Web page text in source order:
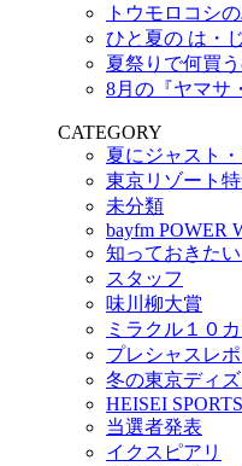
トウモロコシ
ひと夏の は・
夏祭りで何買う
8月の『ヤマサ
CATEGORY
夏にジャスト・
東京リゾート
未分類
bayfm POWER
知っておきた
スタッフ
味川柳大賞
ミラクル１０
プレシャスレポ
冬の東京ディ
HEISEI
当選者発表
イクスピアリ